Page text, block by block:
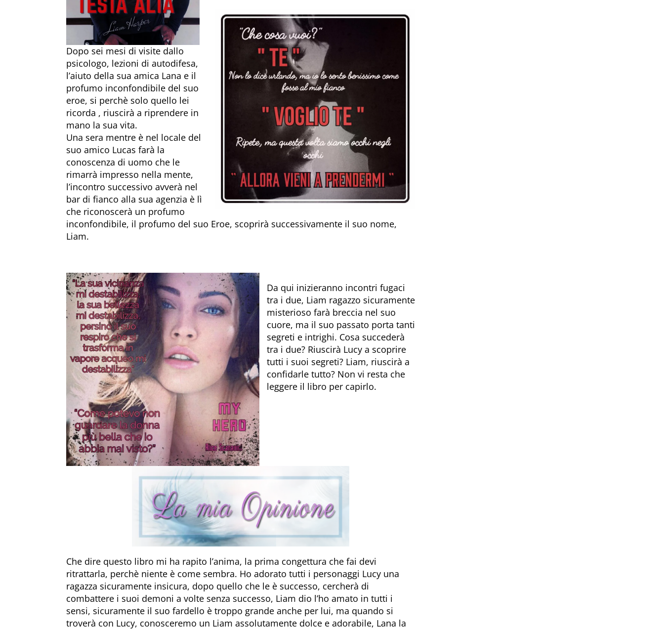
Dopo sei mesi di visite dallo
psicologo, lezioni di autodifesa,
l’aiuto della sua amica Lana e il
profumo inconfondibile del suo
eroe, si perchè solo quello lei
ricorda , riuscirà a riprendere in
mano la sua vita.
Una sera mentre è nel locale del
suo amico Lucas farà la
conoscenza di uomo che le
rimarrà impresso nella mente,
l’incontro successivo avverà nel
bar di fianco alla sua agenzia è lì
che riconoscerà un profumo
inconfondibile, il profumo del suo Eroe, scoprirà successivamente il suo nome,
Liam.
Da qui inizieranno incontri fugaci
tra i due, Liam ragazzo sicuramente
misterioso farà breccia nel suo
cuore, ma il suo passato porta tanti
segreti e intrighi. Cosa succederà
tra i due? Riuscirà Lucy a scoprire
tutti i suoi segreti? Liam, riuscirà a
confidarle tutto? Non vi resta che
leggere il libro per capirlo.
Che dire questo libro mi ha rapito l’anima, la prima congettura che fai devi
ritrattarla, perchè niente è come sembra. Ho adorato tutti i personaggi Lucy una
ragazza sicuramente insicura, dopo quello che le è successo, cercherà di
combattere i suoi demoni a volte senza successo, Liam dio l’ho amato in tutti i
sensi, sicuramente il suo fardello è troppo grande anche per lui, ma quando si
troverà con Lucy, conosceremo un Liam assolutamente dolce e adorabile, Lana la